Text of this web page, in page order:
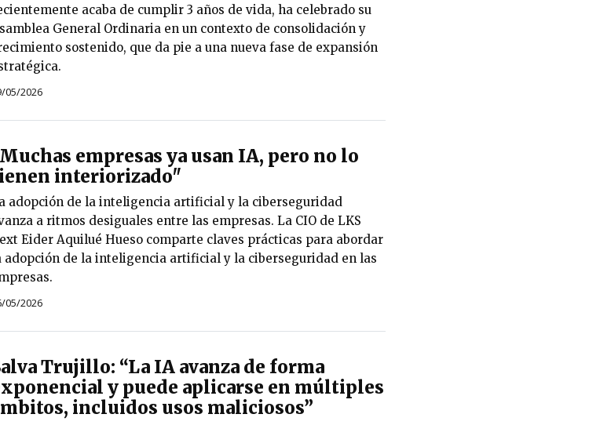
acaba de cumplir 3 años de vida, ha celebrado su
General Ordinaria en un contexto de consolidación y
sostenido, que da pie a una nueva fase de expansión
05/2026
empresas ya usan IA, pero no lo
interiorizado"
adopción de la inteligencia artificial y la ciberseguridad
a ritmos desiguales entre las empresas. La CIO de LKS
Eider Aquilué Hueso comparte claves prácticas para abordar
adopción de la inteligencia artificial y la ciberseguridad en las
05/2026
Trujillo: “La IA avanza de forma
y puede aplicarse en múltiples
incluidos usos maliciosos”